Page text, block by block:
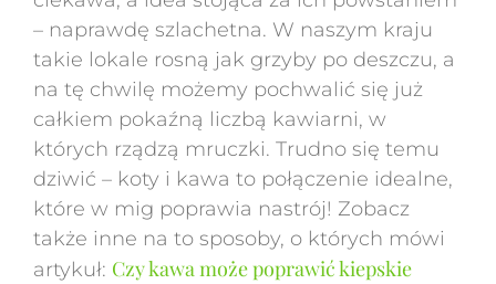
– naprawdę szlachetna. W naszym kraju
takie lokale rosną jak grzyby po deszczu, a
na tę chwilę możemy pochwalić się już
całkiem pokaźną liczbą kawiarni, w
których rządzą mruczki. Trudno się temu
dziwić – koty i kawa to połączenie idealne,
które w mig poprawia nastrój! Zobacz
także inne na to sposoby, o których mówi
artykuł: Czy kawa może poprawić kiepskie